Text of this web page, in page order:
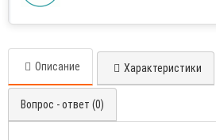
Описание Характеристики
Вопрос - ответ (0)